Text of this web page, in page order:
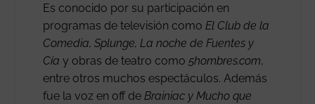
Es conocido por su participación en
programas de televisión como El Club de la
Comedia, Splunge, La noche de Fuentes y
Cía y obras de teatro como 5hombres.com,
entre otros muchos espectáculos. Además
fue la voz en off de Brainiac y Mucho que